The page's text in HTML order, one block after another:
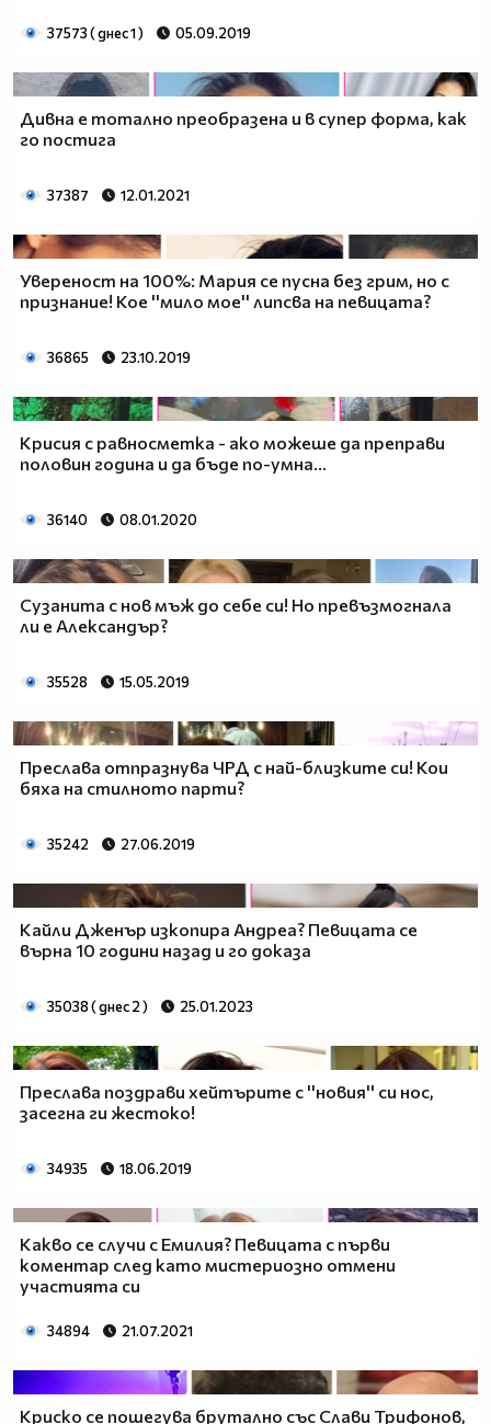
37573 ( днес 1 ) 05.09.2019
Дивна е тотално преобразена и в супер форма, как
го постига
37387 12.01.2021
Увереност на 100%: Мария се пусна без грим, но с
признание! Кое ''мило мое'' липсва на певицата?
36865 23.10.2019
Крисия с равносметка - ако можеше да преправи
половин година и да бъде по-умна...
36140 08.01.2020
Сузанита с нов мъж до себе си! Но превъзмогнала
ли е Александър?
35528 15.05.2019
Преслава отпразнува ЧРД с най-близките си! Кои
бяха на стилното парти?
35242 27.06.2019
Кайли Дженър изкопира Андреа? Певицата се
върна 10 години назад и го доказа
35038 ( днес 2 ) 25.01.2023
Преслава поздрави хейтърите с ''новия'' си нос,
засегна ги жестоко!
34935 18.06.2019
Какво се случи с Емилия? Певицата с първи
коментар след като мистериозно отмени
участията си
34894 21.07.2021
Криско се пошегува брутално със Слави Трифонов,